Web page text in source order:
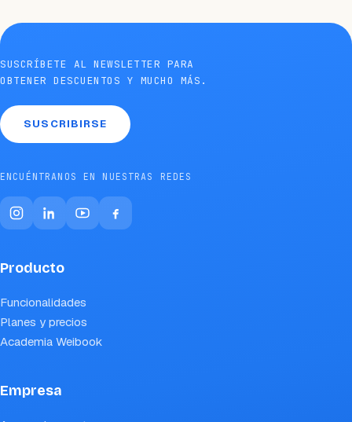
SUSCRÍBETE AL NEWSLETTER PARA
OBTENER DESCUENTOS Y MUCHO MÁS.
SUSCRIBIRSE
ENCUÉNTRANOS EN NUESTRAS REDES
Producto
Funcionalidades
Planes y precios
Academia Weibook
Empresa